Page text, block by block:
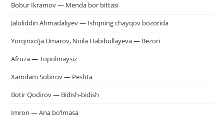
Bobur Ikramov — Menda bor bittasi
Jaloliddin Ahmadaliyev — Ishqning chayqov bozorida
Yorqinxo’ja Umarov, Noila Habibullayeva — Bezori
Afruza — Topolmaysiz
Xamdam Sobirov — Peshta
Botir Qodirov — Bidish-bidish
Imron — Ana bo’lmasa